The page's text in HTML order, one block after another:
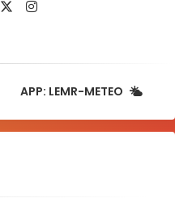
APP: LEMR-METEO